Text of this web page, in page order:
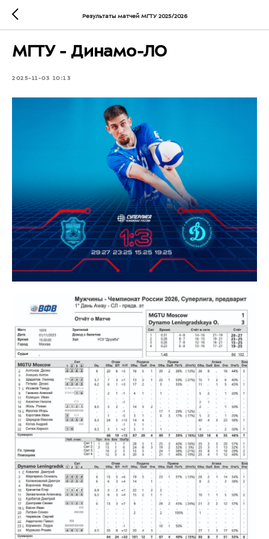
Результаты матчей МГТУ 2025/2026
МГТУ - Динамо-ЛО
2025-11-03 10:13